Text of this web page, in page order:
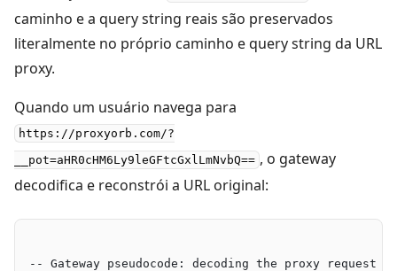
caminho e a query string reais são preservados
literalmente no próprio caminho e query string da URL
proxy.
Quando um usuário navega para
https://proxyorb.com/?
__pot=aHR0cHM6Ly9leGFtcGxlLmNvbQ== , o gateway
decodifica e reconstrói a URL original:
-- Gateway pseudocode: decoding the proxy request